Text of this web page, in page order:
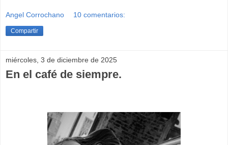
Angel Corrochano 10 comentarios:
Compartir
miércoles, 3 de diciembre de 2025
En el café de siempre.